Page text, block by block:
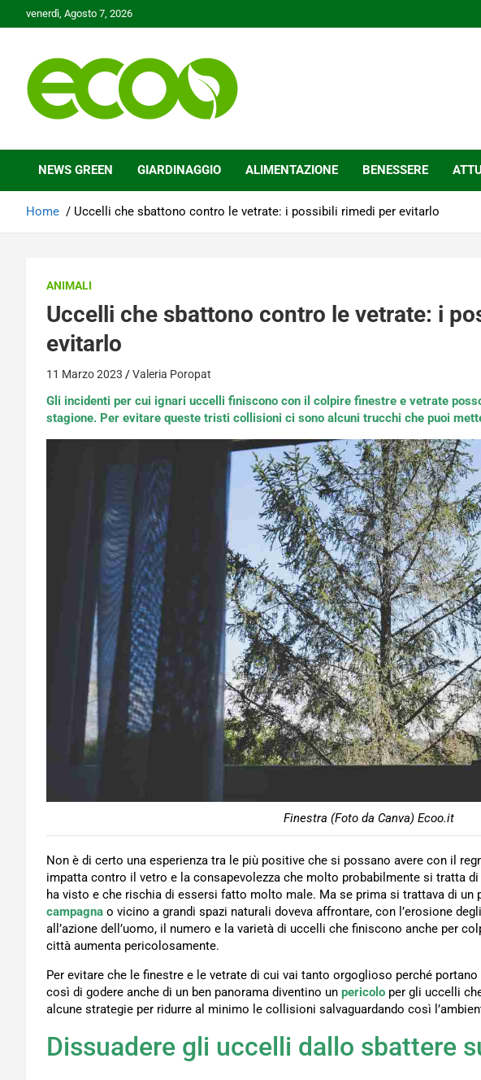
to
venerdì, Agosto 7, 2026
Ecoo.it
NEWS GREEN GIARDINAGGIO ALIMENTAZIONE BENESSERE
Home Uccelli che sbattono contro le vetrate: i possibili rimedi per evitarlo
ANIMALI
Uccelli che sbattono contro le vetrate: i
evitarlo
11 Marzo 2023 Valeria Poropat
Gli incidenti per cui ignari uccelli finiscono con il colpire finestre e vetrate
stagione. Per evitare queste tristi collisioni ci sono alcuni trucchi che puoi
Finestra (Foto da Canva) Ecoo.it
Non è di certo una esperienza tra le più positive che si possano avere con il
impatta contro il vetro e la consapevolezza che molto probabilmente si tratta
ha visto e che rischia di essersi fatto molto male. Ma se prima si trattava di un
campagna o vicino a grandi spazi naturali doveva affrontare, con l’erosione
all’azione dell’uomo, il numero e la varietà di uccelli che finiscono anche per
città aumenta pericolosamente.
Per evitare che le finestre e le vetrate di cui vai tanto orgoglioso perché
così di godere anche di un ben panorama diventino un pericolo per gli uccelli
alcune strategie per ridurre al minimo le collisioni salvaguardando così
Dissuadere gli uccelli dallo sbattere